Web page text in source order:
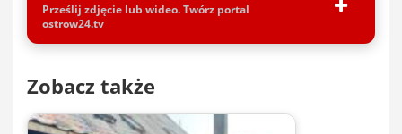
Prześlij zdjęcie lub wideo. Twórz portal
ostrow24.tv
Zobacz także